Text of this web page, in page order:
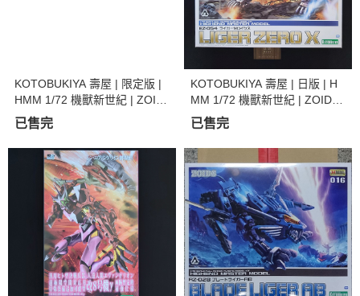
KOTOBUKIYA 壽屋 | 限定版 |
HMM 1/72 機獸新世紀 | ZOID
S 洛伊德 | 長牙獅零式 | 帝國仕
様專用 | X裝甲配件 | 組裝模型
| 現貨
已售完
KOTOBUKIYA 壽屋 | 日版 | H
MM 1/72 機獸新世紀 | ZOIDS
洛伊德 | EZ-054 長牙獅零式 X
組裝模型 | 現貨
已售完